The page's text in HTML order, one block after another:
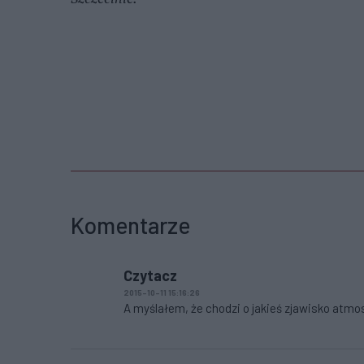
Komentarze
Czytacz
2015-10-11 15:16:26
A myślałem, że chodzi o jakieś zjawisko